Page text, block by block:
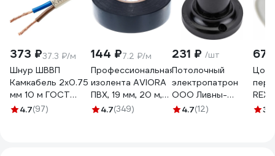
373 ₽37.3 ₽/м
Шнур ШВВП
Камкабель 2x0.75
мм 10 м ГОСТ
231ЯA20C0000Ъ600010М
4.7(97)
144 ₽7.2 ₽/м
Профессиональная
изолента AVIORA
ПВХ, 19 мм, 20 м,
черная 305-030
4.7(349)
231 ₽ /шт
Потолочный
электропатрон
ООО Ливны-
Электро
4.7(12)
67
11-3.2